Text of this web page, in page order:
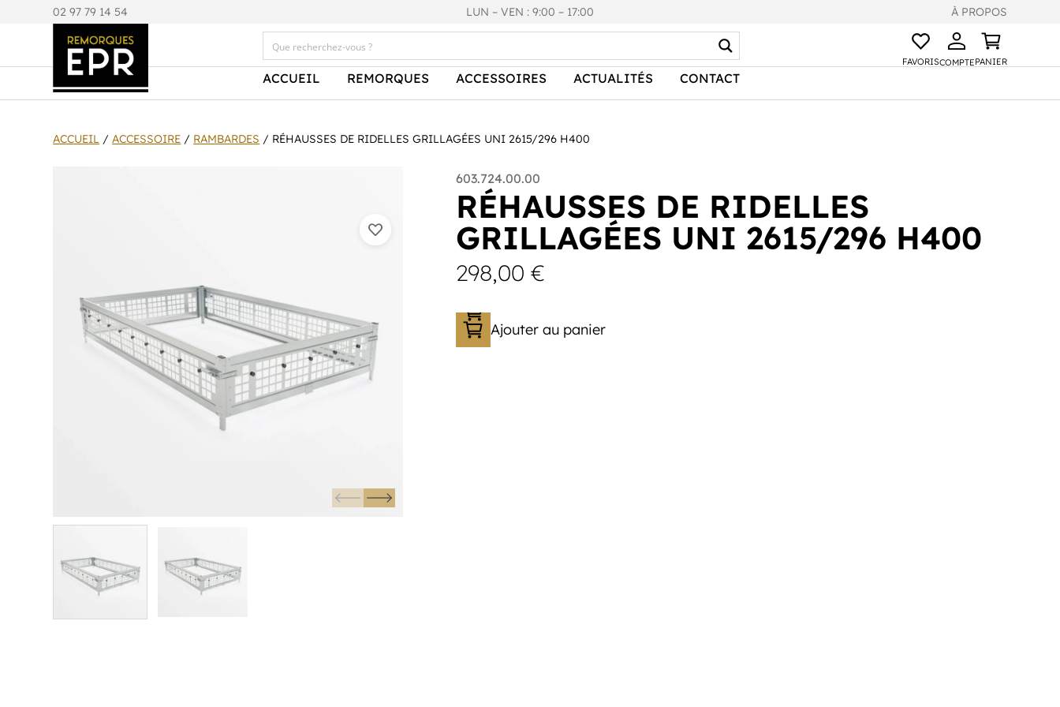
02 97 79 14 54 LUN – VEN : 9:00 – 17:00 À PROPOS
ACCUEIL REMORQUES ACCESSOIRES ACTUALITÉS CONTACT
FAVORISCOMPTEPANIER
ACCUEIL /ACCESSOIRE / RAMBARDES / RÉHAUSSES DE RIDELLES GRILLAGÉES UNI 2615/296 H400
603.724.00.00
RÉHAUSSES DE RIDELLES
GRILLAGÉES UNI 2615/296 H400
298,00 €
Ajouter au panier